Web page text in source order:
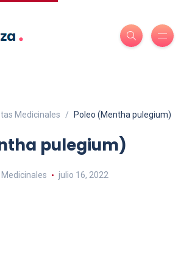
Medicinales Poleo (Mentha pulegium)
pulegium)
julio 16, 2022